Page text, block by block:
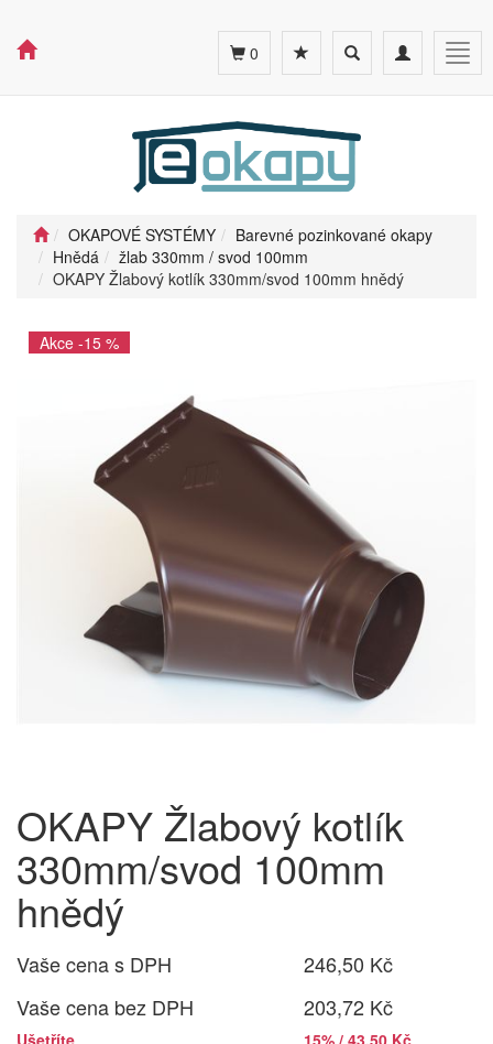
Toggle
navigation
Toggle
search
0
OKAPOVÉ SYSTÉMY
Barevné pozinkované okapy
Hnědá
žlab 330mm / svod 100mm
OKAPY Žlabový kotlík 330mm/svod 100mm hnědý
Akce -15 %
OKAPY Žlabový kotlík
330mm/svod 100mm
hnědý
Vaše cena s DPH
246,50 Kč
Vaše cena bez DPH
203,72 Kč
Ušetříte
15% / 43,50 Kč